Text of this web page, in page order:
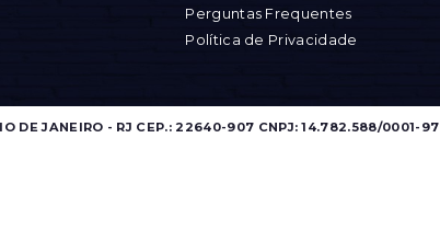
Perguntas Frequentes
Política de Privacidade
DE JANEIRO - RJ CEP.: 22640-907 CNPJ: 14.782.588/0001-97